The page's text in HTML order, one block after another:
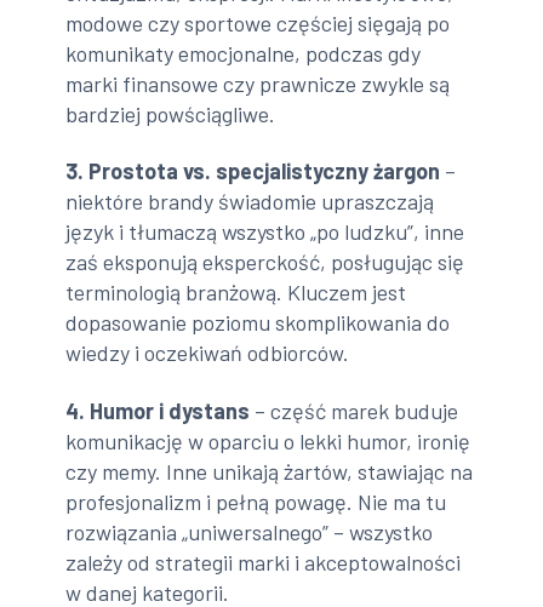
modowe czy sportowe częściej sięgają po
komunikaty emocjonalne, podczas gdy
marki finansowe czy prawnicze zwykle są
bardziej powściągliwe.
3. Prostota vs. specjalistyczny żargon –
niektóre brandy świadomie upraszczają
język i tłumaczą wszystko „po ludzku”, inne
zaś eksponują eksperckość, posługując się
terminologią branżową. Kluczem jest
dopasowanie poziomu skomplikowania do
wiedzy i oczekiwań odbiorców.
4. Humor i dystans – część marek buduje
komunikację w oparciu o lekki humor, ironię
czy memy. Inne unikają żartów, stawiając na
profesjonalizm i pełną powagę. Nie ma tu
rozwiązania „uniwersalnego” – wszystko
zależy od strategii marki i akceptowalności
w danej kategorii.